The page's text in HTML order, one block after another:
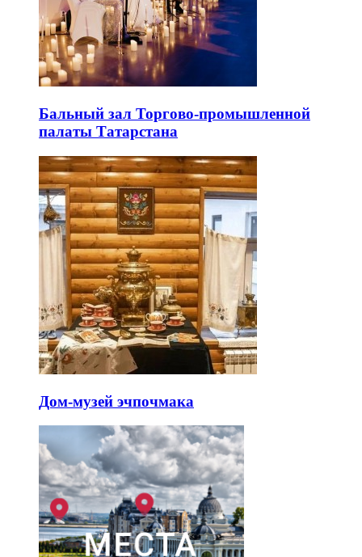
Бальный зал Торгово-промышленной
палаты Татарстана
Дом-музей эчпочмака